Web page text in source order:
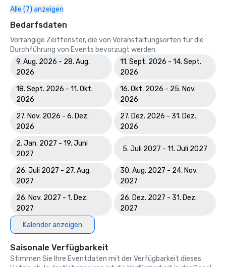
Alle (7) anzeigen
Bedarfsdaten
Vorrangige Zeitfenster, die von Veranstaltungsorten für die
Durchführung von Events bevorzugt werden
9. Aug. 2026 - 28. Aug.
2026
11. Sept. 2026 - 14. Sept.
2026
18. Sept. 2026 - 11. Okt.
2026
16. Okt. 2026 - 25. Nov.
2026
27. Nov. 2026 - 6. Dez.
2026
27. Dez. 2026 - 31. Dez.
2026
2. Jan. 2027 - 19. Juni
2027
5. Juli 2027 - 11. Juli 2027
26. Juli 2027 - 27. Aug.
2027
30. Aug. 2027 - 24. Nov.
2027
26. Nov. 2027 - 1. Dez.
2027
26. Dez. 2027 - 31. Dez.
2027
Kalender anzeigen
Saisonale Verfügbarkeit
Stimmen Sie Ihre Eventdaten mit der Verfügbarkeit dieses